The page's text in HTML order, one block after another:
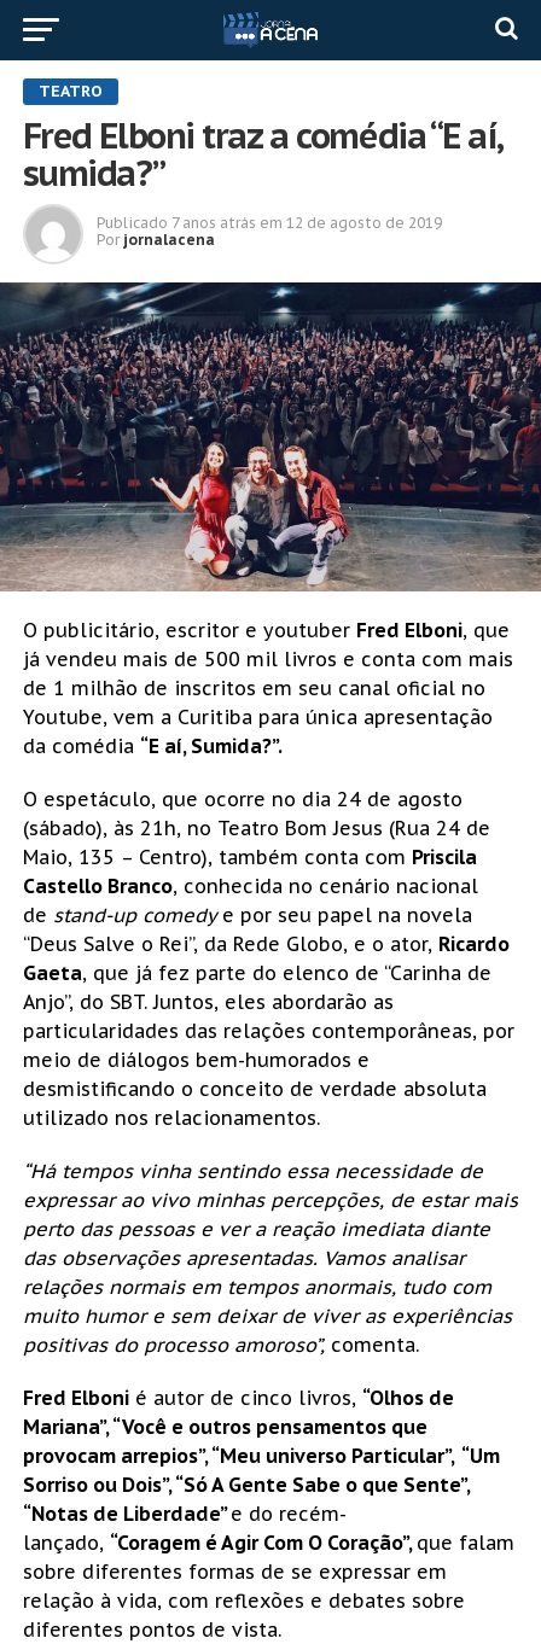
TEATRO
Fred Elboni traz a comédia “E aí,
sumida?”
Publicado 7 anos atrás em 12 de agosto de 2019
Por jornalacena
O publicitário, escritor e youtuber Fred Elboni, que
já vendeu mais de 500 mil livros e conta com mais
de 1 milhão de inscritos em seu canal oficial no
Youtube, vem a Curitiba para única apresentação
da comédia “E aí, Sumida?”.
O espetáculo, que ocorre no dia 24 de agosto
(sábado), às 21h, no Teatro Bom Jesus (Rua 24 de
Maio, 135 – Centro), também conta com Priscila
Castello Branco, conhecida no cenário nacional
de stand-up comedye por seu papel na novela
“Deus Salve o Rei”, da Rede Globo, e o ator, Ricardo
Gaeta, que já fez parte do elenco de “Carinha de
Anjo”, do SBT. Juntos, eles abordarão as
particularidades das relações contemporâneas, por
meio de diálogos bem-humorados e
desmistificando o conceito de verdade absoluta
utilizado nos relacionamentos.
“Há tempos vinha sentindo essa necessidade de
expressar ao vivo minhas percepções, de estar mais
perto das pessoas e ver a reação imediata diante
das observações apresentadas. Vamos analisar
relações normais em tempos anormais, tudo com
muito humor e sem deixar de viver as experiências
positivas do processo amoroso”,comenta.
Fred Elbonié autor de cinco livros, “Olhos de
Mariana”, “Você e outros pensamentos que
provocam arrepios”, “Meu universo Particular”, “Um
Sorriso ou Dois”, “Só A Gente Sabe o que Sente”,
“Notas de Liberdade”e do recém-
lançado, “Coragem é Agir Com O Coração”, que falam
sobre diferentes formas de se expressar em
relação à vida, com reflexões e debates sobre
diferentes pontos de vista.